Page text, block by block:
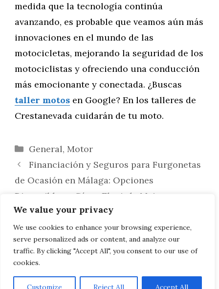
We value your privacy
We use cookies to enhance your browsing experience,
serve personalized ads or content, and analyze our
traffic. By clicking "Accept All", you consent to our use of
cookies.
Customize Reject All Accept All
medida que la tecnología continúa
avanzando, es probable que veamos aún más
innovaciones en el mundo de las
motocicletas, mejorando la seguridad de los
motociclistas y ofreciendo una conducción
más emocionante y conectada. ¿Buscas
taller motos en Google? En los talleres de
Crestanevada cuidarán de tu moto.
Categorías
General, Motor
Financiación y Seguros para Furgonetas
de Ocasión en Málaga: Opciones
Disponibles y Cómo Elegir la Mejor
Historias de Restauración: Documentar
el proceso de restauración de motocicletas
clásicas